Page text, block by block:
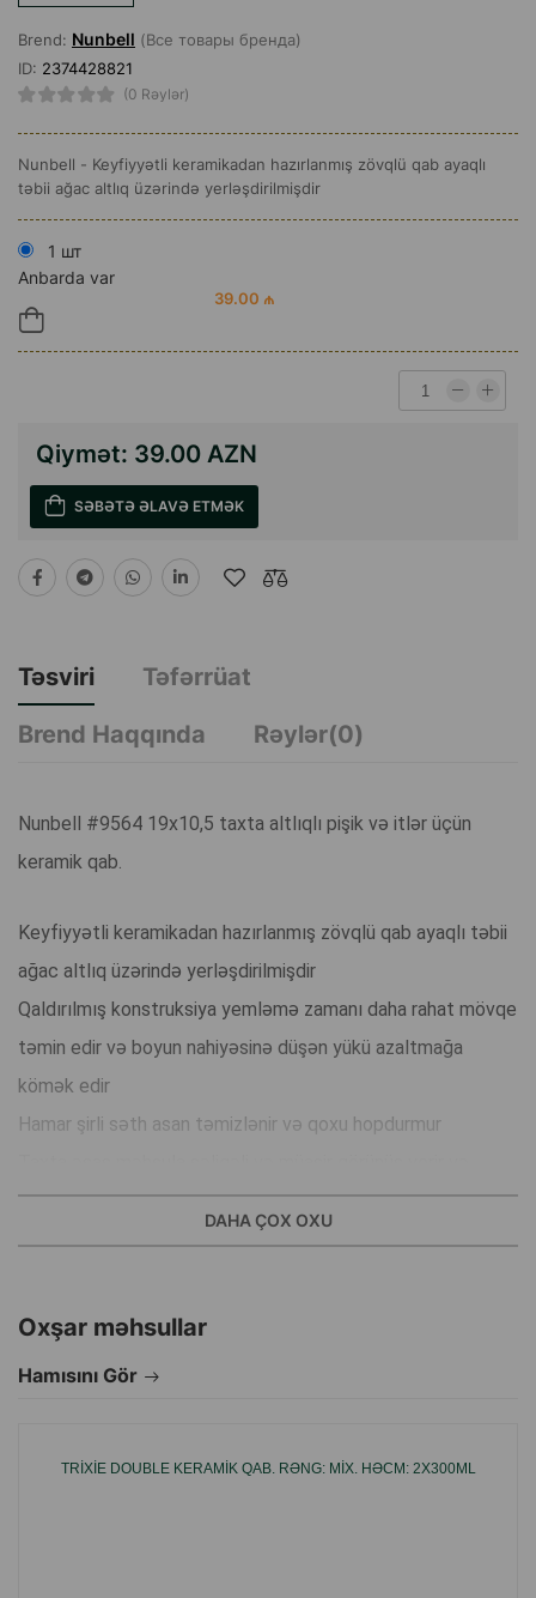
Brend: Nunbell (Все товары бренда)
ID: 2374428821
(0 Rəylər)
Nunbell - Keyfiyyətli keramikadan hazırlanmış zövqlü qab ayaqlı
təbii ağac altlıq üzərində yerləşdirilmişdir
1 шт
Anbarda var
39.00 ₼
Qiymət: 39.00 AZN
SƏBƏTƏ ƏLAVƏ ETMƏK
Təsviri
Təfərrüat
Brend Haqqında
Rəylər(0)
Nunbell #9564 19x10,5 taxta altlıqlı pişik və itlər üçün
keramik qab.
Keyfiyyətli keramikadan hazırlanmış zövqlü qab ayaqlı təbii
ağac altlıq üzərində yerləşdirilmişdir
Qaldırılmış konstruksiya yemləmə zamanı daha rahat mövqe
təmin edir və boyun nahiyəsinə düşən yükü azaltmağa
kömək edir
Hamar şirli səth asan təmizlənir və qoxu hopdurmur
istənilən interyerə uyğunlaşır
Quru və yaş yem həmçinin su üçün uyğundur
DAHA ÇOX OXU
Oxşar məhsullar
Hamısını Gör
TRIXIE DOUBLE KERAMIK QAB. RƏNG: MIX. HƏCM: 2X300ML